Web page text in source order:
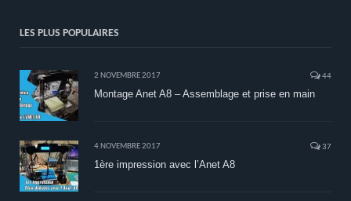
LES PLUS POPULAIRES
2 NOVEMBRE 2017 44
Montage Anet A8 – Assemblage et prise en main
4 NOVEMBRE 2017 37
1ère impression avec l’Anet A8